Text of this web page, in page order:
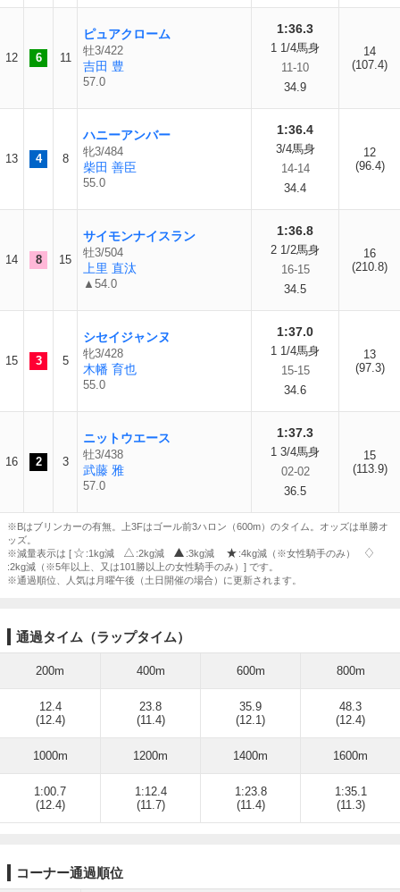
12 6 11
ピュアクローム
牡3/422
吉田 豊
57.0
1:36.3
1 1/4馬身
11-10
34.9
14
(107.4)
13 4 8
ハニーアンバー
牝3/484
柴田 善臣
55.0
1:36.4
3/4馬身
14-14
34.4
12
(96.4)
14 8 15
サイモンナイスラン
牡3/504
上里 直汰
▲54.0
1:36.8
2 1/2馬身
16-15
34.5
16
(210.8)
15 3 5
シセイジャンヌ
牝3/428
木幡 育也
55.0
1:37.0
1 1/4馬身
15-15
34.6
13
(97.3)
16 2 3
ニットウエース
牡3/438
武藤 雅
57.0
1:37.3
1 3/4馬身
02-02
36.5
15
(113.9)
※Bはブリンカーの有無。上3Fはゴール前3ハロン（600m）のタイム。オッズは単勝オ
ッズ。
※減量表示は [
:1kg減 :2kg減 :3kg減
:4kg減（※女性騎手のみ）
:2kg減（※5年以上、又は101勝以上の女性騎手のみ）] です。
※通過順位、人気は月曜午後（土日開催の場合）に更新されます。
通過タイム（ラップタイム）
200m 400m 600m 800m
12.4
(12.4)
23.8
(11.4)
35.9
(12.1)
48.3
(12.4)
1000m 1200m 1400m 1600m
1:00.7
(12.4)
1:12.4
(11.7)
1:23.8
(11.4)
1:35.1
(11.3)
コーナー通過順位